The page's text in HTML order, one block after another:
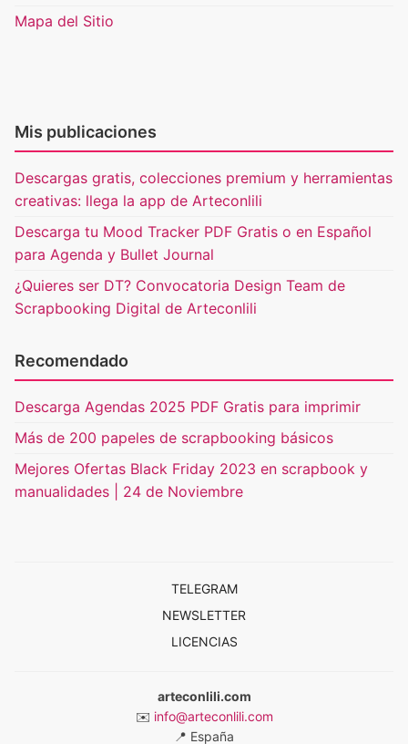
Mapa del Sitio
Mis publicaciones
Descargas gratis, colecciones premium y herramientas
creativas: llega la app de Arteconlili
Descarga tu Mood Tracker PDF Gratis o en Español
para Agenda y Bullet Journal
¿Quieres ser DT? Convocatoria Design Team de
Scrapbooking Digital de Arteconlili
Recomendado
Descarga Agendas 2025 PDF Gratis para imprimir
Más de 200 papeles de scrapbooking básicos
Mejores Ofertas Black Friday 2023 en scrapbook y
manualidades | 24 de Noviembre
TELEGRAM
NEWSLETTER
LICENCIAS
arteconlili.com
✉️ info@arteconlili.com
📍 España